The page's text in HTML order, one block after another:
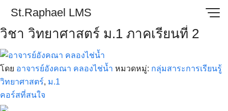
content
St.Raphael LMS
วิชา วิทยาศาสตร์ ม.1 ภาคเรียนที่ 2
โดย อาจารย์อังคณา คลองไช่น้ำ หมวดหมู่: กลุ่มสาระการเรียนรู้
วิทยาศาสตร์, ม.1
คอร์สที่สนใจ